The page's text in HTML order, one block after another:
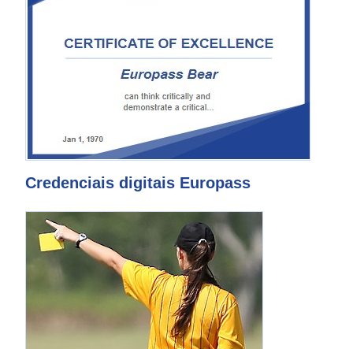
Credenciais digitais Europass